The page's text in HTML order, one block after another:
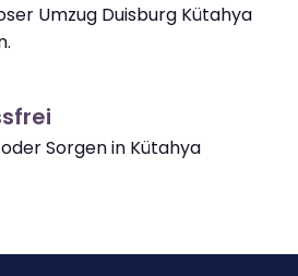
Umzug Duisburg Kütahya
Sorgen in Kütahya